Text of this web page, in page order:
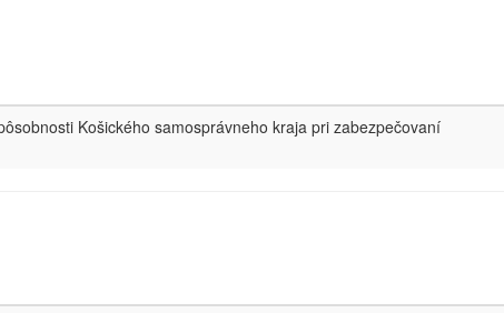
Košického samosprávneho kraja pri zabezpečovaní